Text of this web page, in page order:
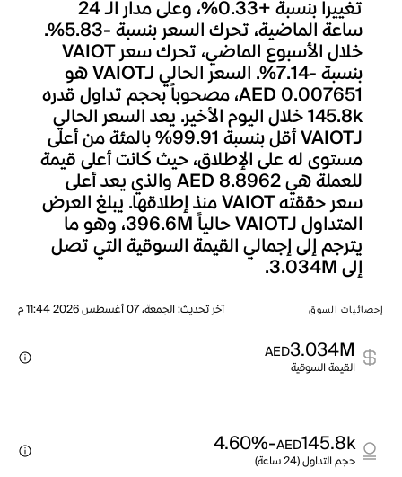
تغييراً بنسبة +0.33%، وعلى مدار الـ 24
ساعة الماضية، تحرك السعر بنسبة -5.83%.
خلال الأسبوع الماضي، تحرك سعر VAIOT
بنسبة -7.14%. السعر الحالي لـVAIOT هو
AED 0.007651، مصحوباً بحجم تداول قدره
145.8k خلال اليوم الأخير. يعد السعر الحالي
لـVAIOT أقل بنسبة 99.91% بالمئة من أعلى
مستوى له على الإطلاق، حيث كانت أعلى قيمة
للعملة هي AED 8.8962 والذي يعد أعلى
سعر حققته VAIOT منذ إطلاقها. يبلغ العرض
المتداول لـVAIOT حالياً 396.6M، وهو ما
يترجم إلى إجمالي القيمة السوقية التي تصل
إلى 3.034M.
إحصائيات السوق آخر تحديث:الجمعة، 07 أغسطس 2026 11:44 م
3.034M
AED
القيمة السوقية
145.8k
AED
-4.60%
حجم التداول (24 ساعة)